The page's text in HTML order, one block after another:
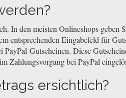
In den meisten Onlineshops
entsprechenden Eingabefeld für
Gutscheinen. Diese
Zahlungsvorgang bei PayPal
ersichtlich?